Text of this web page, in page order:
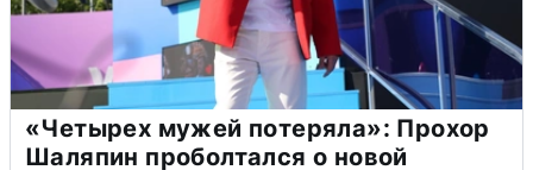
«Четырех мужей потеряла»: Прохор
Шаляпин проболтался о новой